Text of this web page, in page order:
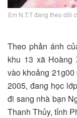
Em N.T.T đang theo dõi
Theo phản ánh
khu 13 xã Hoàng
vào khoảng 21g00
2005, đang học
đi sang nhà bạn
Thanh Thủy, tỉnh